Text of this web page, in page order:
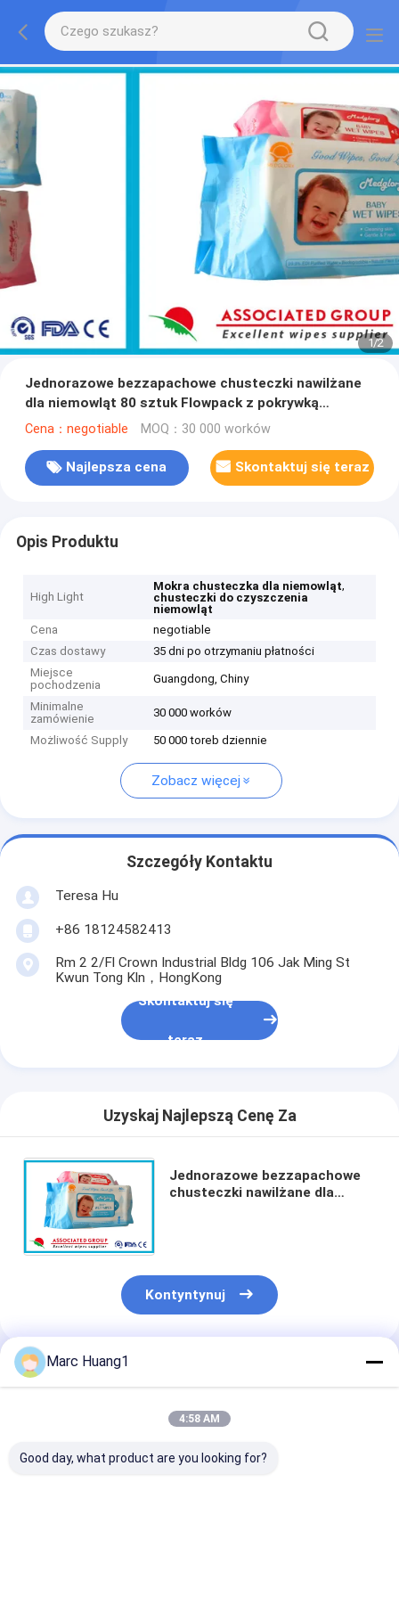
1/2
Jednorazowe bezzapachowe chusteczki nawilżane
dla niemowląt 80 sztuk Flowpack z pokrywką
Spunlace z małą kropką
Cena：negotiable MOQ：30 000 worków
Najlepsza cena Skontaktuj się teraz
Opis Produktu
High Light
Mokra chusteczka dla niemowląt,
chusteczki do czyszczenia
niemowląt
Cena
negotiable
Czas dostawy
35 dni po otrzymaniu płatności
Miejsce
pochodzenia
Guangdong, Chiny
Minimalne
zamówienie
30 000 worków
Możliwość Supply 50 000 toreb dziennie
Zobacz więcej
Szczegóły Kontaktu
Teresa Hu
+86 18124582413
Rm 2 2/Fl Crown Industrial Bldg 106 Jak Ming St
Kwun Tong Kln，HongKong
Skontaktuj się
teraz
Uzyskaj Najlepszą Cenę Za
Jednorazowe bezzapachowe
chusteczki nawilżane dla
Kontyntynuj
Polecane Produkty
Marc Huang1
4:58 AM
Good day, what product are you looking for?